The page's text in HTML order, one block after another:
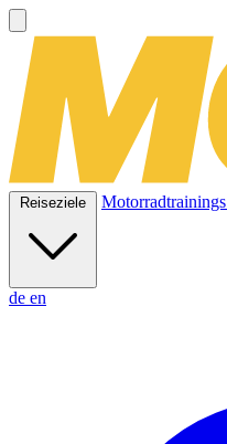
Reiseziele Motorradtrainings
de en